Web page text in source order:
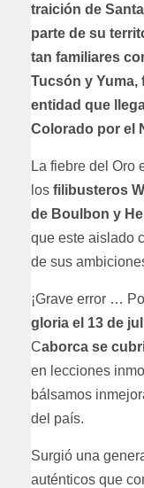
traición de
parte de su
tan familiares
Tucsón y Yuma,
entidad que
Colorado por el
La fiebre del Oro
los filibusteros
de Boulbon y
que este aislado
de sus
¡Grave error …
gloria el 13 de
Caborca se
en lecciones
bálsamos
del país.
Surgió una
auténticos que